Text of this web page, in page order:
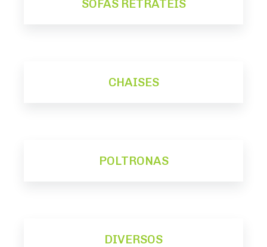
SOFÁS RETRÁTEIS
CHAISES
POLTRONAS
DIVERSOS